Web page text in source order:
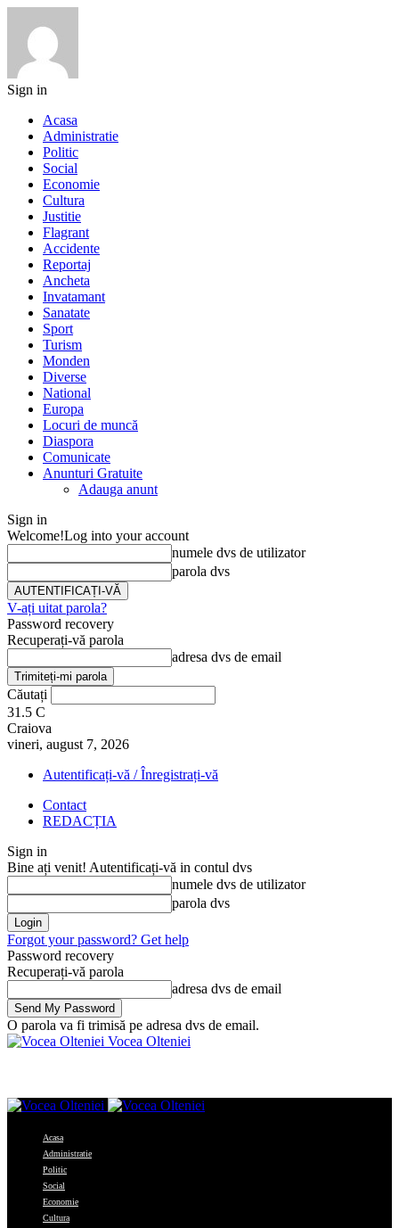
Sign in
Acasa
Administratie
Politic
Social
Economie
Cultura
Justitie
Flagrant
Accidente
Reportaj
Ancheta
Invatamant
Sanatate
Sport
Turism
Monden
Diverse
National
Europa
Locuri de muncă
Diaspora
Comunicate
Anunturi Gratuite
Adauga anunt
Sign in
Welcome!Log into your account
numele dvs de utilizator
parola dvs
V-ați uitat parola?
Password recovery
Recuperați-vă parola
adresa dvs de email
Căutați
31.5 C
Craiova
vineri, august 7, 2026
Autentificați-vă / Înregistrați-vă
Contact
REDACȚIA
Sign in
Bine ați venit! Autentificați-vă in contul dvs
numele dvs de utilizator
parola dvs
Forgot your password? Get help
Password recovery
Recuperați-vă parola
adresa dvs de email
O parola va fi trimisă pe adresa dvs de email.
Vocea Olteniei
Acasa
Administratie
Politic
Social
Economie
Cultura